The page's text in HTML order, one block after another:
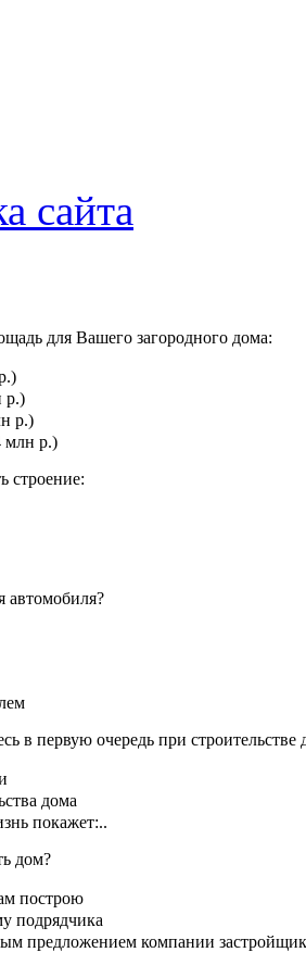
сайта
для Вашего загородного дома:
р.)
р.)
млн р.)
строение:
автомобиля?
в первую очередь при строительстве
дома
покажет:..
дом?
построю
подрядчика
предложением компании